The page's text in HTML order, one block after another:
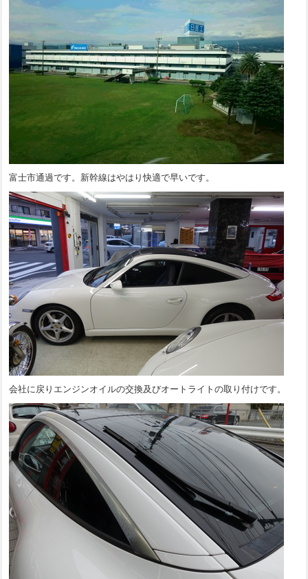
富士市通過です。新幹線はやはり快適で早いです。
会社に戻りエンジンオイルの交換及びオートライトの取り付けです。